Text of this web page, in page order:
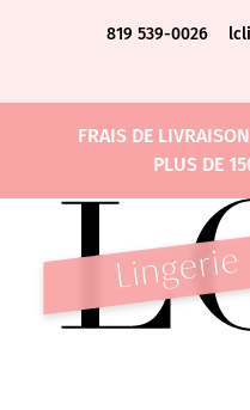
819 539-0026
FRAIS DE
PLUS DE